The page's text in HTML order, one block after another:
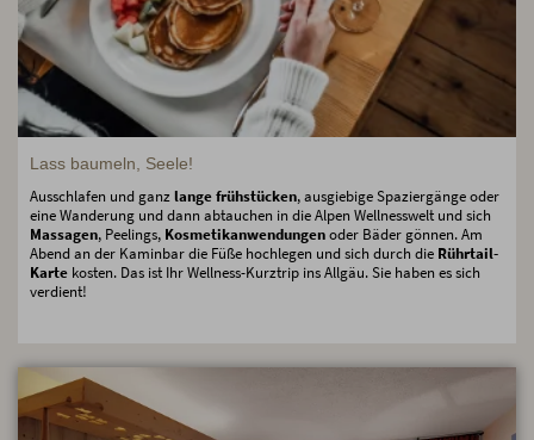
Lass baumeln, Seele!
Ausschlafen und ganzlange frühstücken, ausgiebige Spaziergänge oder
eine Wanderung und dann abtauchen in die Alpen Wellnesswelt und sich
Massagen, Peelings, Kosmetikanwendungenoder Bäder gönnen. Am
Abend an der Kaminbar die Füße hochlegen und sich durch die Rührtail-
Karte kosten. Das ist Ihr Wellness-Kurztrip ins Allgäu. Sie haben es sich
verdient!